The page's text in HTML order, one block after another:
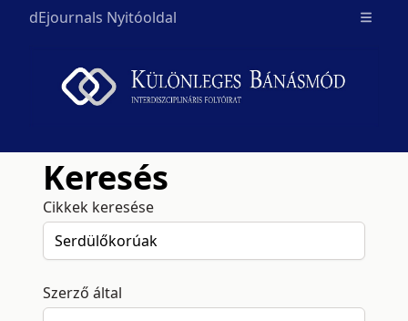
dEjournals Nyitóoldal Open
Keresés
Cikkek keresése
Szerző által